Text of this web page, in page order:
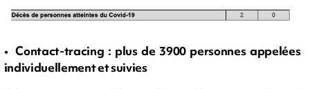
• Contact-tracing : plus de 3900 personnes appelées
individuellement et suivies